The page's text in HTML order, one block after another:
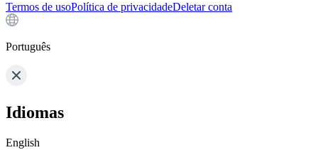
Termos de usoPolítica de privacidadeDeletar conta
Português
Idiomas
English